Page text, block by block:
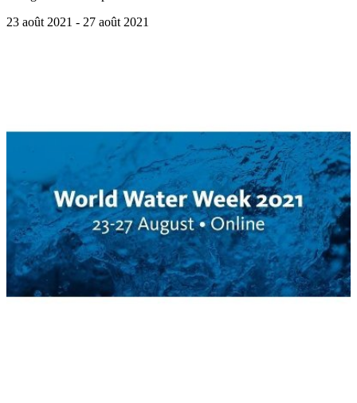
23 août 2021 - 27 août 2021